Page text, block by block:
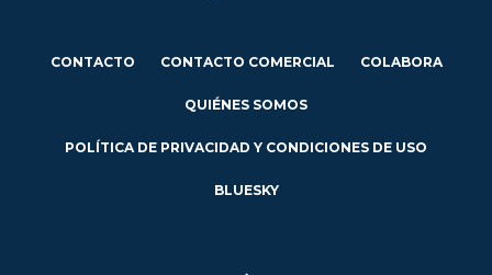
CONTACTO CONTACTO COMERCIAL COLABORA
QUIÉNES SOMOS
POLÍTICA DE PRIVACIDAD Y CONDICIONES DE USO
BLUESKY